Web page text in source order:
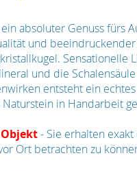
absoluter Genuss fürs
und
Sensationelle
und die
entsteht ein
Naturstein in Handarbeit
- Sie erhalten
Ort betrachten zu